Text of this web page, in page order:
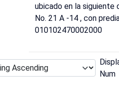
ubicado en la siguiente
No. 21 A -14 , con
010102470002000
Num